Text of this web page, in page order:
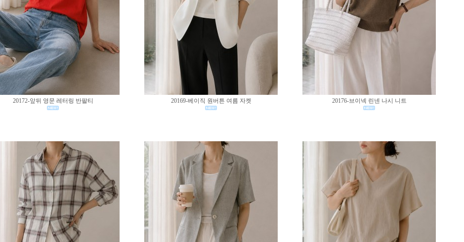
20172-앞뒤 영문 레터링 반팔티 20169-베이직 원버튼 여름 자켓 20176-브이넥 린넨 나시 니트